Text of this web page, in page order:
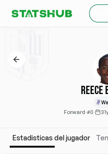
Reece
Forward·#0·
Estadisticas del jugador